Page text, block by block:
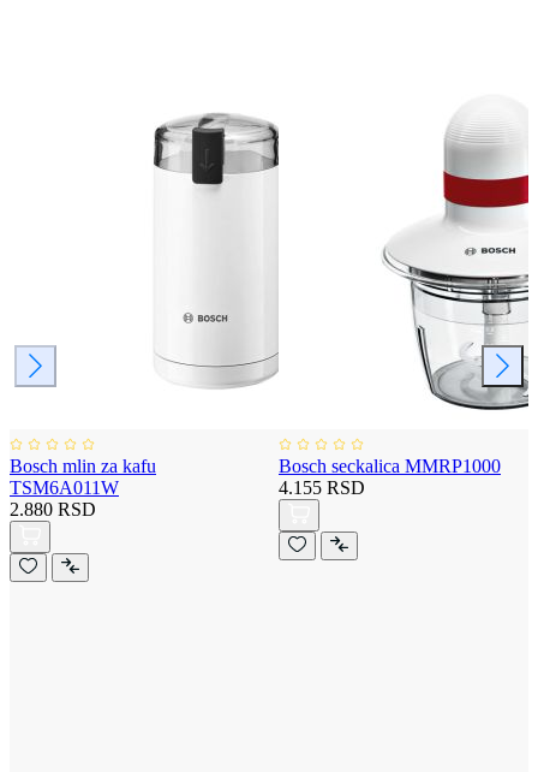
Bosch mlin za kafu
TSM6A011W
2.880 RSD
Bosch seckalica MMRP1000
4.155 RSD